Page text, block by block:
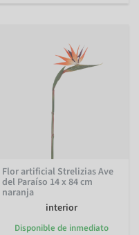
Flor artificial Strelizias Ave
del Paraíso 14 x 84 cm
naranja
interior
Disponible de inmediato